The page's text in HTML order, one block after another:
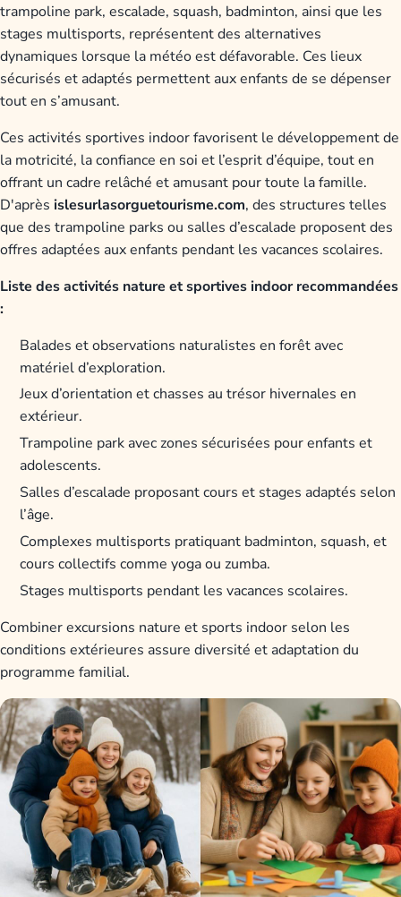
trampoline park, escalade, squash, badminton, ainsi que les
stages multisports, représentent des alternatives
dynamiques lorsque la météo est défavorable. Ces lieux
sécurisés et adaptés permettent aux enfants de se dépenser
tout en s’amusant.
Ces activités sportives indoor favorisent le développement de
la motricité, la confiance en soi et l’esprit d’équipe, tout en
offrant un cadre relâché et amusant pour toute la famille.
D'après islesurlasorguetourisme.com, des structures telles
que des trampoline parks ou salles d’escalade proposent des
offres adaptées aux enfants pendant les vacances scolaires.
Liste des activités nature et sportives indoor recommandées
:
Balades et observations naturalistes en forêt avec
matériel d’exploration.
Jeux d’orientation et chasses au trésor hivernales en
extérieur.
Trampoline park avec zones sécurisées pour enfants et
adolescents.
Salles d’escalade proposant cours et stages adaptés selon
l’âge.
Complexes multisports pratiquant badminton, squash, et
cours collectifs comme yoga ou zumba.
Stages multisports pendant les vacances scolaires.
Combiner excursions nature et sports indoor selon les
conditions extérieures assure diversité et adaptation du
programme familial.